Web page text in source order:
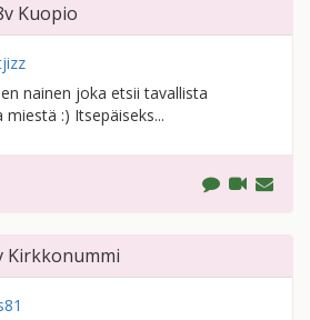
Kuopio
nainen joka etsii tavallista
:) Itsepäiseks...
Kirkkonummi